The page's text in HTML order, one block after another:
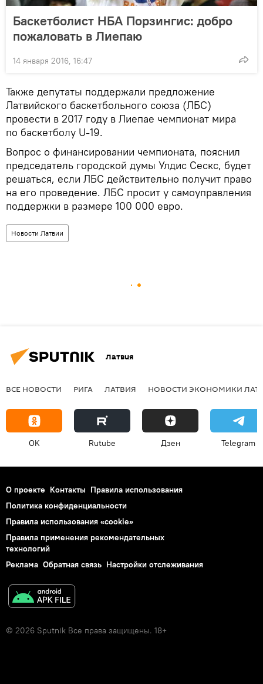
Баскетболист НБА Порзингис: добро
пожаловать в Лиепаю
14 января 2016, 16:47
Также депутаты поддержали предложение
Латвийского баскетбольного союза (ЛБС)
провести в 2017 году в Лиепае чемпионат мира
по баскетболу U-19.
Вопрос о финансировании чемпионата, пояснил
председатель городской думы Улдис Сескс, будет
решаться, если ЛБС действительно получит право
на его проведение. ЛБС просит у самоуправления
поддержки в размере 100 000 евро.
Новости Латвии
Латвия
ВСЕ НОВОСТИ РИГА ЛАТВИЯ НОВОСТИ ЭКОНОМИКИ
OK Rutube Дзен Telegram
О проекте Контакты Правила использования
Политика конфиденциальности
Правила использования «cookie»
Правила применения рекомендательных
технологий
Реклама Обратная связь Настройки отслеживания
© 2026 Sputnik Все права защищены. 18+